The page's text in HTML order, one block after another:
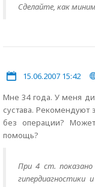
Сделайте, как
15.06.2007 15:42
Мне 34 года. У меня
сустава.
без операции?
помощь?
При 4 ст. показано